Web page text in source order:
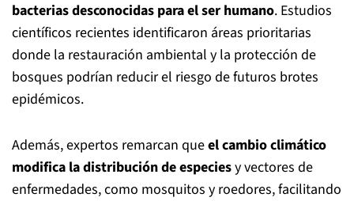
bacterias desconocidas para el ser humano. Estudios
científicos recientes identificaron áreas prioritarias
donde la restauración ambiental y la protección de
bosques podrían reducir el riesgo de futuros brotes
epidémicos.
Además, expertos remarcan queel cambio climático
modifica la distribución de especiesy vectores de
enfermedades, como mosquitos y roedores, facilitando